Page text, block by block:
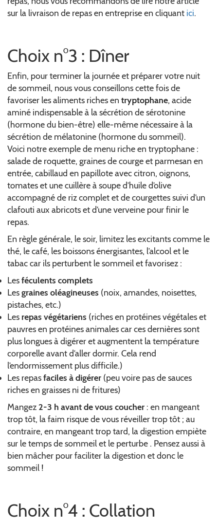
sur la livraison de repas en entreprise en cliquant ici.
Choix n°3 : Dîner
Enfin, pour terminer la journée et préparer votre nuit
de sommeil, nous vous conseillons cette fois de
favoriser les aliments riches en tryptophane, acide
aminé indispensable à la sécrétion de sérotonine
(hormone du bien-être) elle-même nécessaire à la
sécrétion de mélatonine (hormone du sommeil).
Voici notre exemple de menu riche en tryptophane :
salade de roquette, graines de courge et parmesan en
entrée, cabillaud en papillote avec citron, oignons,
tomates et une cuillère à soupe d’huile d’olive
accompagné de riz complet et de courgettes suivi d’un
clafouti aux abricots et d’une verveine pour finir le
repas.
En règle générale, le soir, limitez les excitants comme le
thé, le café, les boissons énergisantes, l’alcool et le
tabac car ils perturbent le sommeil et favorisez :
Lesféculents complets
Lesgraines oléagineuses (noix, amandes, noisettes,
pistaches, etc.)
Les repas végétariens (riches en protéines végétales et
pauvres en protéines animales car ces dernières sont
plus longues à digérer et augmentent la température
corporelle avant d’aller dormir. Cela rend
l’endormissement plus difficile.)
Les repasfaciles à digérer (peu voire pas de sauces
riches en graisses ni de fritures)
Mangez 2-3 h avant de vous coucher : en mangeant
trop tôt, la faim risque de vous réveiller trop tôt ; au
contraire, en mangeant trop tard, la digestion empiète
sur le temps de sommeil et le perturbe . Pensez aussi à
bien mâcher pour faciliter la digestion et donc le
sommeil !
Choix n°4 : Collation